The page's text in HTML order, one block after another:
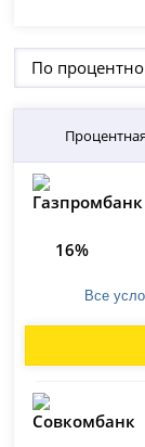
По
16%
Все